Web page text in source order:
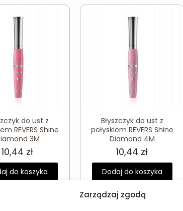
Zarządzaj zgodą
do ust z
REVERS Shine
3M
10,44 zł
do koszyka
Błyszczyk do ust z
połyskiem REVERS Shine
Diamond 4M
10,44 zł
Dodaj do koszyka